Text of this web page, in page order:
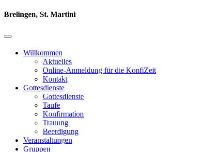
Brelingen, St. Martini
Willkommen
Aktuelles
Online-Anmeldung für die KonfiZeit
Kontakt
Gottesdienste
Gottesdienste
Taufe
Konfirmation
Trauung
Beerdigung
Veranstaltungen
Gruppen